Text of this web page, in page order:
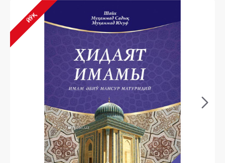
ЙЎҚ